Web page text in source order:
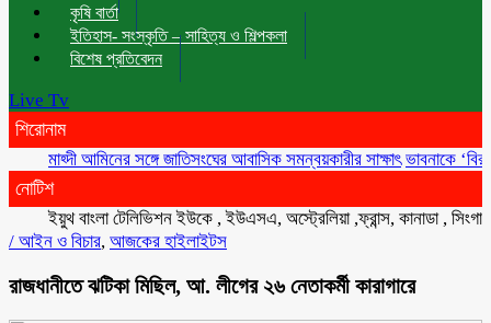
কৃষি বার্তা
ইতিহাস- সংস্কৃতি – সাহিত্য ও শিল্পকলা
বিশেষ প্রতিবেদন
Live Tv
শিরোনাম
মাহ্দী আমিনের সঙ্গে জাতিসংঘের আবাসিক সমন্বয়কারীর সাক্ষাৎ ভাবনাকে ‘বিরল
নোটিশ
ইয়ুথ বাংলা টেলিভিশন ইউকে , ইউএসএ, অস্ট্রেলিয়া ,ফ্রান্স, কানাডা , সিংগাপুর ,
/ আইন ও বিচার, আজকের হাইলাইটস
রাজধানীতে ঝটিকা মিছিল, আ. লীগের ২৬ নেতাকর্মী কারাগারে